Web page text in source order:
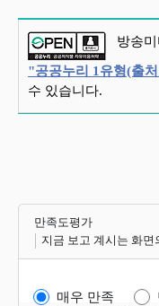
방송미
"공공누리 1유형(출
수 있습니다.
만족도평가
지금 보고 계시는 화
매우 만족